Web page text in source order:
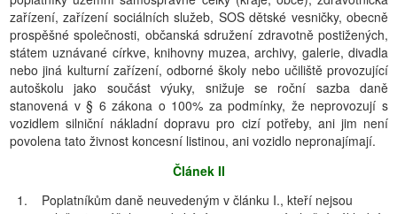
zařízení, zařízení sociálních služeb, SOS dětské vesničky, obecně
prospěšné společnosti, občanská sdružení zdravotně postižených,
státem uznávané církve, knihovny muzea, archivy, galerie, divadla
nebo jiná kulturní zařízení, odborné školy nebo učiliště provozující
autoškolu jako součást výuky, snižuje se roční sazba daně
stanovená v § 6 zákona o 100% za podmínky, že neprovozují s
vozidlem silniční nákladní dopravu pro cizí potřeby, ani jim není
povolena tato živnost koncesní listinou, ani vozidlo nepronajímají.
Článek II
1.
Poplatníkům daně neuvedeným v článku I., kteří nejsou